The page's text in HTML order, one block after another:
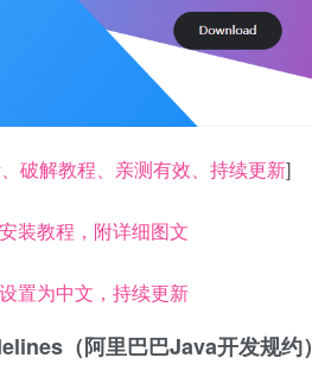
破解教程、亲测有效、持续更新]
装教程，附详细图文
置为中文，持续更新
（阿里巴巴Java开发规约）